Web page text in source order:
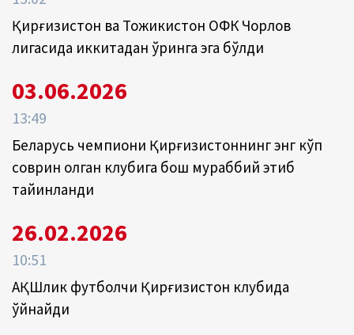
Қирғизистон ва Тожикистон ОФК Чорлов
лигасида иккитадан ўринга эга бўлди
03.06.2026
13:49
Беларусь чемпиони Қирғизистоннинг энг кўп
соврин олган клубига бош мураббий этиб
тайинланди
26.02.2026
10:51
АҚШлик футболчи Қирғизистон клубида
ўйнайди